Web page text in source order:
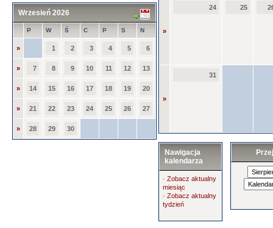
Wrzesień 2026
P W Ś C P S N
» 1 2 3 4 5 6
» 7 8 9 10 11 12 13
» 14 15 16 17 18 19 20
» 21 22 23 24 25 26 27
» 28 29 30
»
24 25
»
31
Nawigacja
kalendarza
· Zobacz aktualny
miesiąc
· Zobacz aktualny
tydzień